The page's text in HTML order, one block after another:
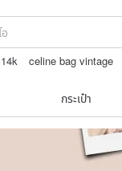
celine bag vintage
กระเป๋า